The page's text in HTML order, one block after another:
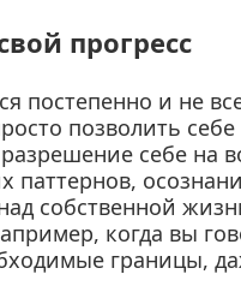
прогресс
постепенно и не
позволить
себе на
паттернов,
собственной
когда вы
границы,